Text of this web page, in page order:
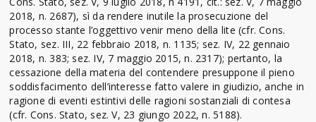
2018, n. 2687), sì da rendere inutile la prosecuzione del
processo stante l’oggettivo venir meno della lite (cfr. Cons.
Stato, sez. III, 22 febbraio 2018, n. 1135; sez. IV, 22 gennaio
2018, n. 383; sez. IV, 7 maggio 2015, n. 2317); pertanto, la
cessazione della materia del contendere presuppone il pieno
soddisfacimento dell’interesse fatto valere in giudizio, anche in
ragione di eventi estintivi delle ragioni sostanziali di contesa
(cfr. Cons. Stato, sez. V, 23 giungo 2022, n. 5188).